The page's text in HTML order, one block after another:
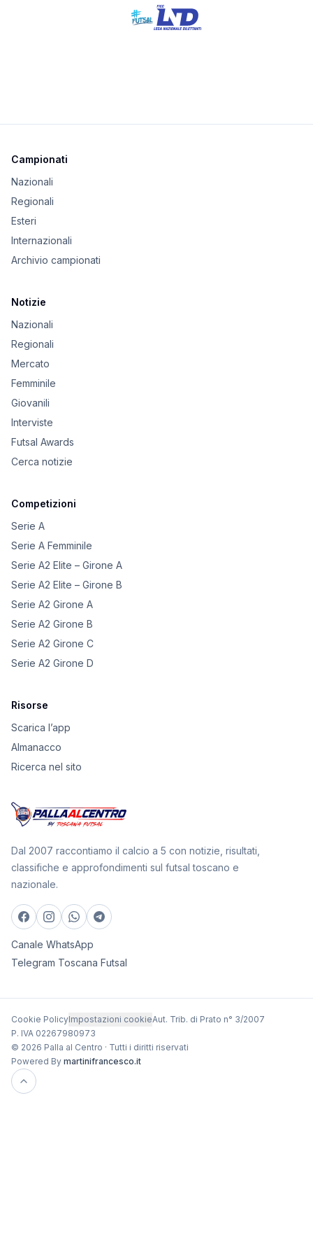
Campionati
Nazionali
Regionali
Esteri
Internazionali
Archivio campionati
Notizie
Nazionali
Regionali
Mercato
Femminile
Giovanili
Interviste
Futsal Awards
Cerca notizie
Competizioni
Serie A
Serie A Femminile
Serie A2 Elite – Girone A
Serie A2 Elite – Girone B
Serie A2 Girone A
Serie A2 Girone B
Serie A2 Girone C
Serie A2 Girone D
Risorse
Scarica l’app
Almanacco
Ricerca nel sito
Dal 2007 raccontiamo il calcio a 5 con notizie, risultati,
classifiche e approfondimenti sul futsal toscano e
nazionale.
Canale WhatsApp
Telegram Toscana Futsal
Cookie PolicyImpostazioni cookieAut. Trib. di Prato n° 3/2007
P. IVA 02267980973
© 2026 Palla al Centro · Tutti i diritti riservati
Powered By martinifrancesco.it